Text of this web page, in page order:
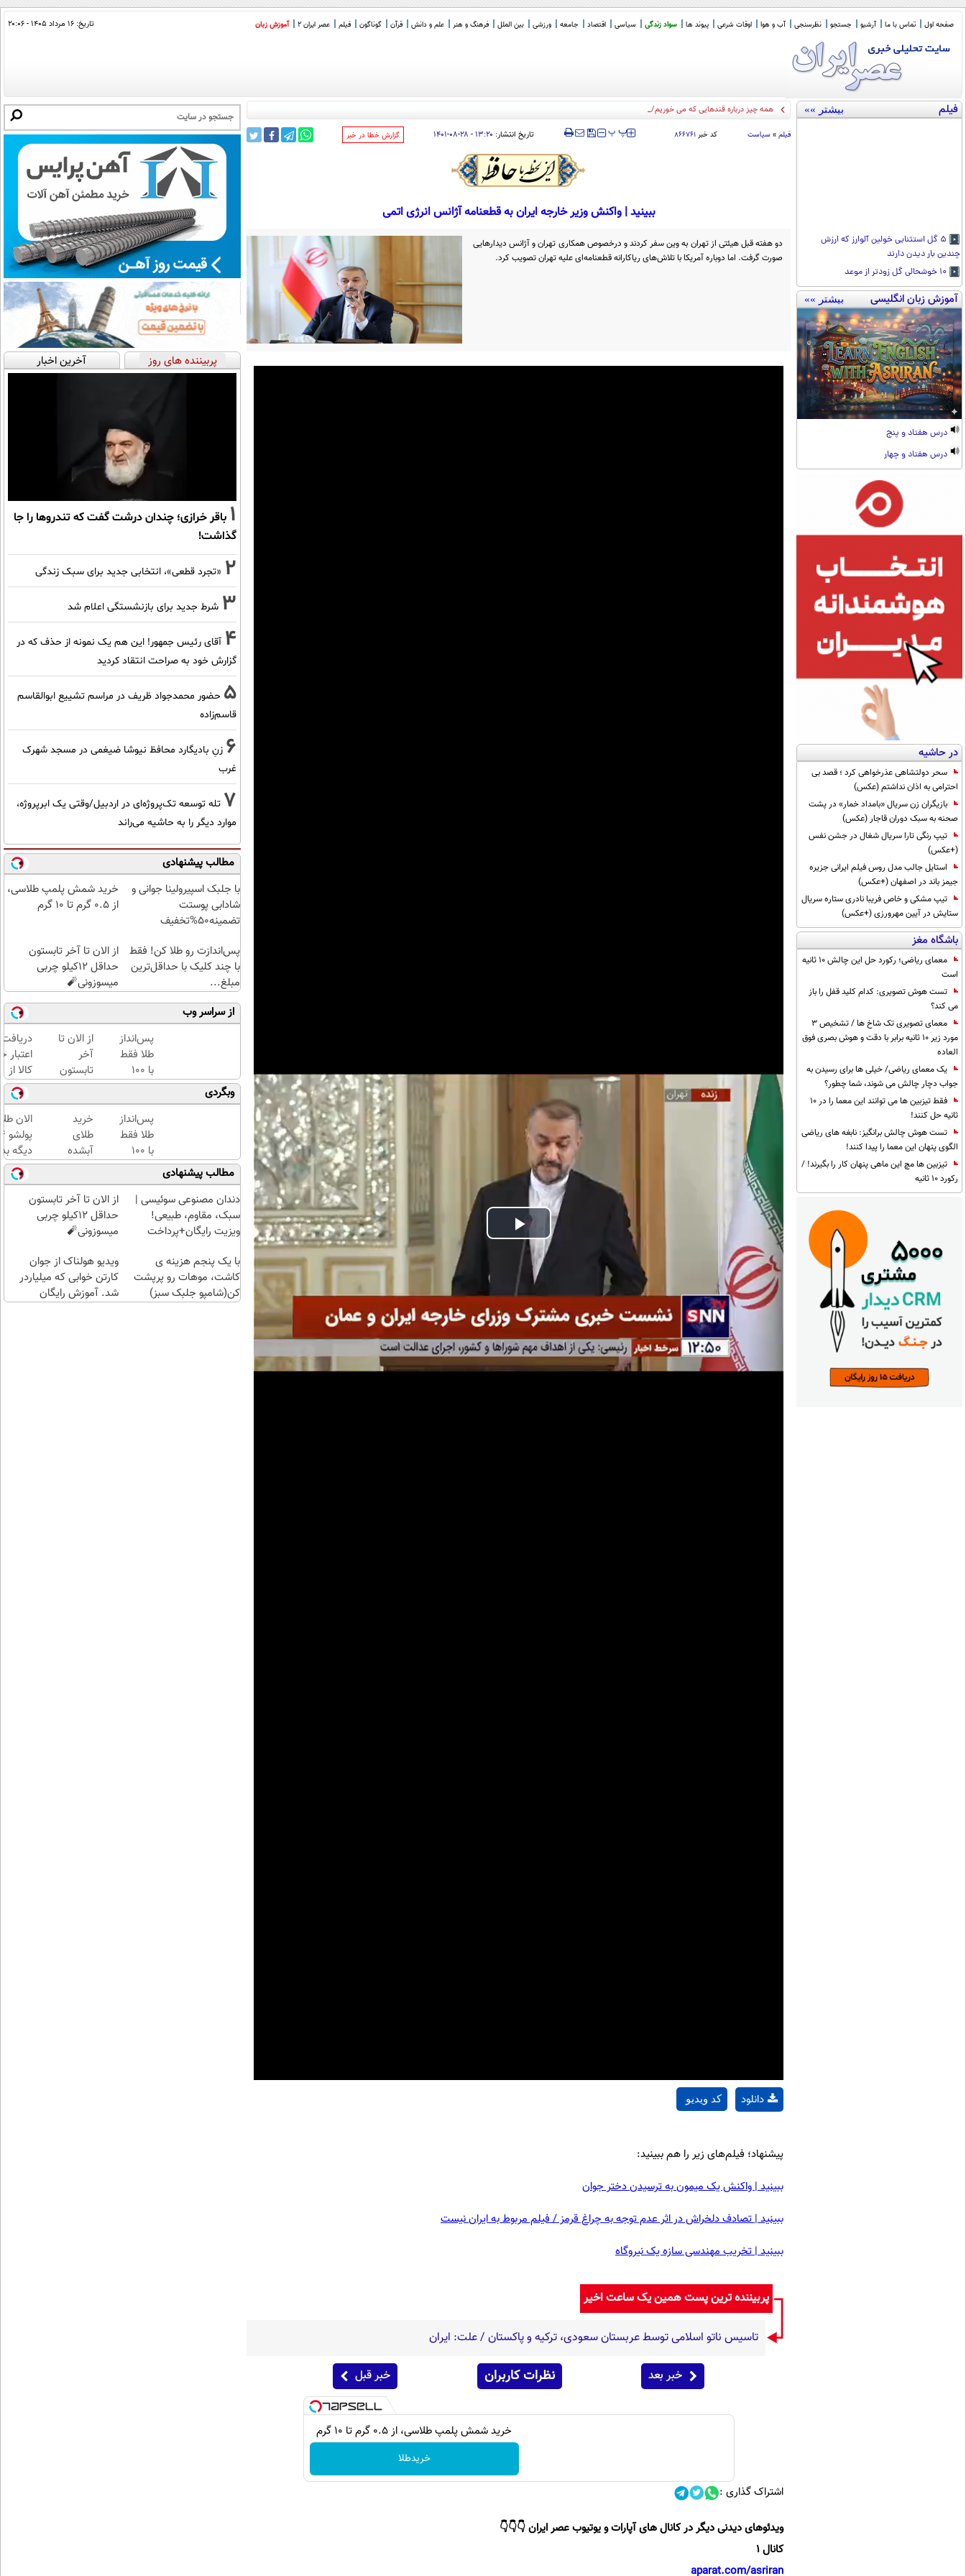
صفحه اول تماس با ما آرشیو جستجو نظرسنجی آب و هوا اوقات شرعی پیوند ها سواد زندگی سیاسی اقتصاد جامعه ورزشی بین الملل فرهنگ و هنر علم و دانش قرآن گوناگون فیلم عصر ایران 2 آموزش زبان تاریخ: ۱۶ مرداد ۱۴۰۵ - ۲۰:۰۶
فیلم بیشتر »»
۵ گل استثنایی خولین آلوارز که ارزش
چندین بار دیدن دارند
آموزش زبان انگلیسی بیشتر »»
درس هفتاد و پنج
درس هفتاد و چهار
در حاشیه
سحر دولتشاهی عذرخواهی کرد ؛ قصد بی
احترامی به اذان نداشتم (عکس)
بازیگران زن سریال «بامداد خمار» در پشت
صحنه به سبک دوران قاجار (عکس)
تیپ رنگی تارا سریال شغال در جشن نفس
(+عکس)
استایل جالب مدل روس فیلم ایرانی جزیره
جیمز باند در اصفهان (+عکس)
تیپ مشکی و خاص فریبا نادری ستاره سریال
ستایش در آیین مهرورزی (+عکس)
باشگاه مغز
معمای ریاضی؛ رکورد حل این چالش 10 ثانیه
است
تست هوش تصویری: کدام کلید قفل را باز
می کند؟
معمای تصویری تک شاخ ها / تشخیص 3
مورد زیر 10 ثانیه برابر با دقت و هوش بصری فوق
العاده
یک معمای ریاضی/ خیلی ها برای رسیدن به
جواب دچار چالش می شوند، شما چطور؟
فقط تیزبین ها می توانند این معما را در 10
ثانیه حل کنند!
تست هوش چالش برانگیز: نابغه های ریاضی
الگوی پنهان این معما را پیدا کنند!
تیزبین ها مچ این ماهی پنهان کار را بگیرند! /
رکورد 10 ثانیه
همه چیز درباره قندهایی که می خوریم/ یکی از مهم
فیلم » سیاست کد خبر۸۶۶۷۶۱ ‍‍‍ پپ تاریخ انتشار: ۱۳:۲۰ - ۲۸-۰۸-۱۴۰۱ ‌گزارش خطا در خبر
ببینید | واکنش وزیر خارجه ایران به قطعنامه آژانس انرژی اتمی
دو هفته قبل هیئتی از تهران به وین سفر کردند و درخصوص همکاری تهران و آژانس دیدارهایی
صورت گرفت. اما دوباره آمریکا با تلاش‌های ریاکارانه قطعنامه‌ای علیه تهران تصویب کرد.
Play
Video
کد ویدیو دانلود
پیشنهاد؛ فیلم‌های زیر را هم ببینید:
ببینید | واکنش یک میمون به ترسیدن دختر جوان
ببینید | تصادف دلخراش در اثر عدم توجه به چراغ قرمز / فیلم مربوط به ایران نیست
ببینید | تخریب مهندسی سازه یک نیروگاه
پربیننده ترین پست همین یک ساعت اخیر
تاسیس ناتو اسلامی توسط عربستان سعودی، ترکیه و پاکستان / علت: ایران
خبر بعد نظرات کاربران خبر قبل
خرید شمش پلمپ طلاسی، از ۰.۵ گرم تا ۱۰ گرم
خریدطلا
اشتراک گذاری :
ویدئوهای دیدنی دیگر در کانال های آپارات و یوتیوب عصر ایران 👇👇👇
کانال 1
aparat.com/asriran
پربیننده های روز آخرین اخبار
1 باقر خرازی؛ چندان درشت گفت که تندروها را جا
گذاشت!
2 «تجرد قطعی»، انتخابی جدید برای سبک زندگی
3 شرط جدید برای بازنشستگی اعلام شد
4 آقای رئیس جمهور! این هم یک نمونه از حذف که در
گزارش خود به صراحت انتقاد کردید
5 حضور محمدجواد ظریف در مراسم تشییع ابوالقاسم
قاسم‌زاده
6 زنِ بادیگارد محافظ نیوشا ضیغمی در مسجد شهرک
غرب
7 تله توسعه تک‌پروژه‌ای در اردبیل/وقتی یک ابرپروژه،
موارد دیگر را به حاشیه می‌راند
مطالب پیشنهادی
با جلبک اسپیرولینا جوانی و
شادابی پوستت
تضمینه50%تخفیف
خرید شمش پلمپ طلاسی،
از ۰.۵ گرم تا ۱۰ گرم
پس‌اندازت رو طلا کن! فقط
با چند کلیک با حداقل‌ترین
مبلغ...
از الان تا آخر تابستون
حداقل 12کیلو چربی
میسوزونی🧨
از سراسر وب
پس‌انداز
طلا فقط
با ۱۰۰
هزارتومان
(امن و
راحت)
از الان تا
آخر
تابستون
حداقل
12کیلو
چربی
میسوزونی
🧨
دریافت
اعتبار
کالا از
ضامن،
بهره)
وبگردی
پس‌انداز
طلا فقط
با ۱۰۰
هزارتومان
(امن و
راحت)
خرید
طلای
آبشده
حتی با
۱۰۰هزارتومان
الان
دیگه
طلا با
بی‌بهره
مطالب پیشنهادی
دندان مصنوعی سوئیسی |
سبک، مقاوم، طبیعی!
ویزیت رایگان+پرداخت
از الان تا آخر تابستون
حداقل 12کیلو چربی
میسوزونی🧨
با یک پنجم هزینه ی
کاشت، موهات رو پرپشت
کن(شامپو جلبک سبز)
ویدیو هولناک از جوان
کارتن خوابی که میلیاردر
شد. آموزش رایگان